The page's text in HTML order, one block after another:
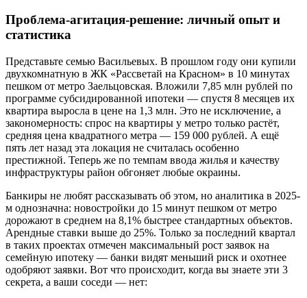
Проблема-агитация-решение: личный опыт и
статистика
Представьте семью Васильевых. В прошлом году они купили
двухкомнатную в ЖК «Рассветай на Красном» в 10 минутах
пешком от метро Заельцовская. Вложили 7,85 млн рублей по
программе субсидированной ипотеки — спустя 8 месяцев их
квартира выросла в цене на 1,3 млн. Это не исключение, а
закономерность: спрос на квартиры у метро только растёт,
средняя цена квадратного метра — 159 000 рублей. А ещё
пять лет назад эта локация не считалась особенно
престижной. Теперь же по темпам ввода жилья и качеству
инфраструктуры район обгоняет любые окраины.
Банкиры не любят рассказывать об этом, но аналитика в 2025-
м однозначна: новостройки до 15 минут пешком от метро
дорожают в среднем на 8,1% быстрее стандартных объектов.
Арендные ставки выше до 25%. Только за последний квартал
в таких проектах отмечен максимальный рост заявок на
семейную ипотеку — банки видят меньший риск и охотнее
одобряют заявки. Вот что происходит, когда вы знаете эти 3
секрета, а ваши соседи — нет: